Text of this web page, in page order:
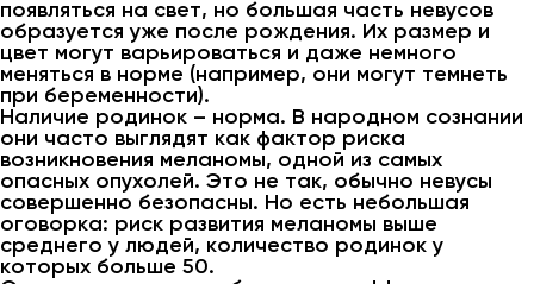
появляться на свет, но большая часть невусов
образуется уже после рождения. Их размер и
цвет могут варьироваться и даже немного
меняться в норме (например, они могут темнеть
при беременности).
Наличие родинок – норма. В народном сознании
они часто выглядят как фактор риска
возникновения меланомы, одной из самых
опасных опухолей. Это не так, обычно невусы
совершенно безопасны. Но есть небольшая
оговорка: риск развития меланомы выше
среднего у людей, количество родинок у
которых больше 50.